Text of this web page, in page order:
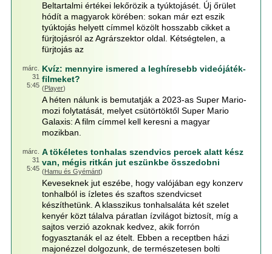
Beltartalmi értékei lekőrözik a tyúktojásét. Új őrület
hódít a magyarok körében: sokan már ezt eszik
tyúktojás helyett címmel közölt hosszabb cikket a
fürjtojásról az Agrárszektor oldal. Kétségtelen, a
fürjtojás az
márc.
31
5:45
Kvíz: mennyire ismered a leghíresebb videójáték-
filmeket?
(Player)
A héten nálunk is bemutatják a 2023-as Super Mario-
mozi folytatását, melyet csütörtöktől Super Mario
Galaxis: A film címmel kell keresni a magyar
mozikban.
márc.
31
5:45
A tökéletes tonhalas szendvics percek alatt kész
van, mégis ritkán jut eszünkbe összedobni
(Hamu és Gyémánt)
Keveseknek jut eszébe, hogy valójában egy konzerv
tonhalból is ízletes és szaftos szendvicset
készíthetünk. A klasszikus tonhalsaláta két szelet
kenyér közt tálalva páratlan ízvilágot biztosít, míg a
sajtos verzió azoknak kedvez, akik forrón
fogyasztanák el az ételt. Ebben a receptben házi
majonézzel dolgozunk, de természetesen bolti